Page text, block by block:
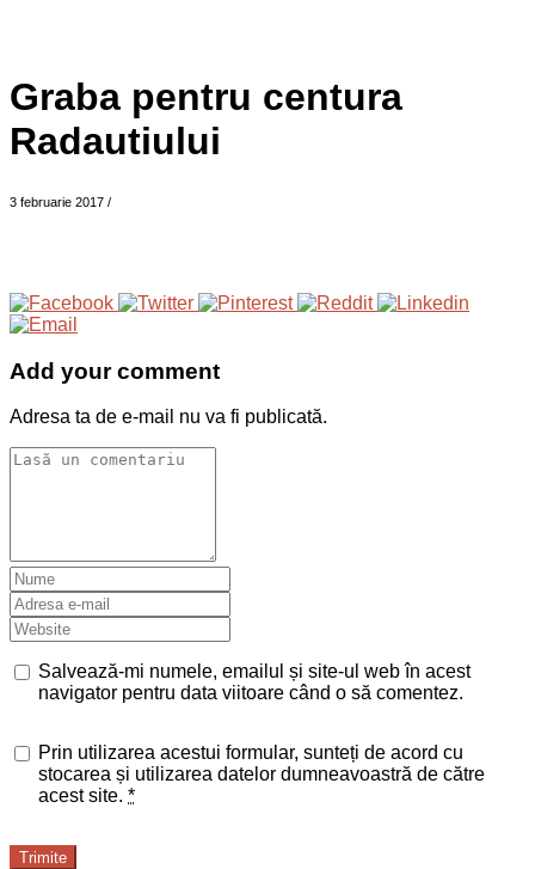
Graba pentru centura
Radautiului
3 februarie 2017 /
Add your comment
Adresa ta de e-mail nu va fi publicată.
Salvează-mi numele, emailul și site-ul web în acest
navigator pentru data viitoare când o să comentez.
Prin utilizarea acestui formular, sunteți de acord cu
stocarea și utilizarea datelor dumneavoastră de către
acest site. *
Trimite